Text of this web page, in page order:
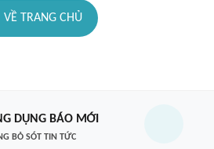
VỀ TRANG CHỦ
DỤNG BÁO MỚI
BỎ SÓT TIN TỨC